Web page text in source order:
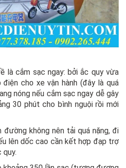
là cắm sạc ngay: bởi ắc quy vừa
cho xe vận hành (đây là quá
nóng nếu cắm sạc ngay dễ gây
30 phút cho bình nguội rồi mới
đường không nên tải quá nặng, đi
lên dốc cao cần kết hợp đạp trợ
quy.